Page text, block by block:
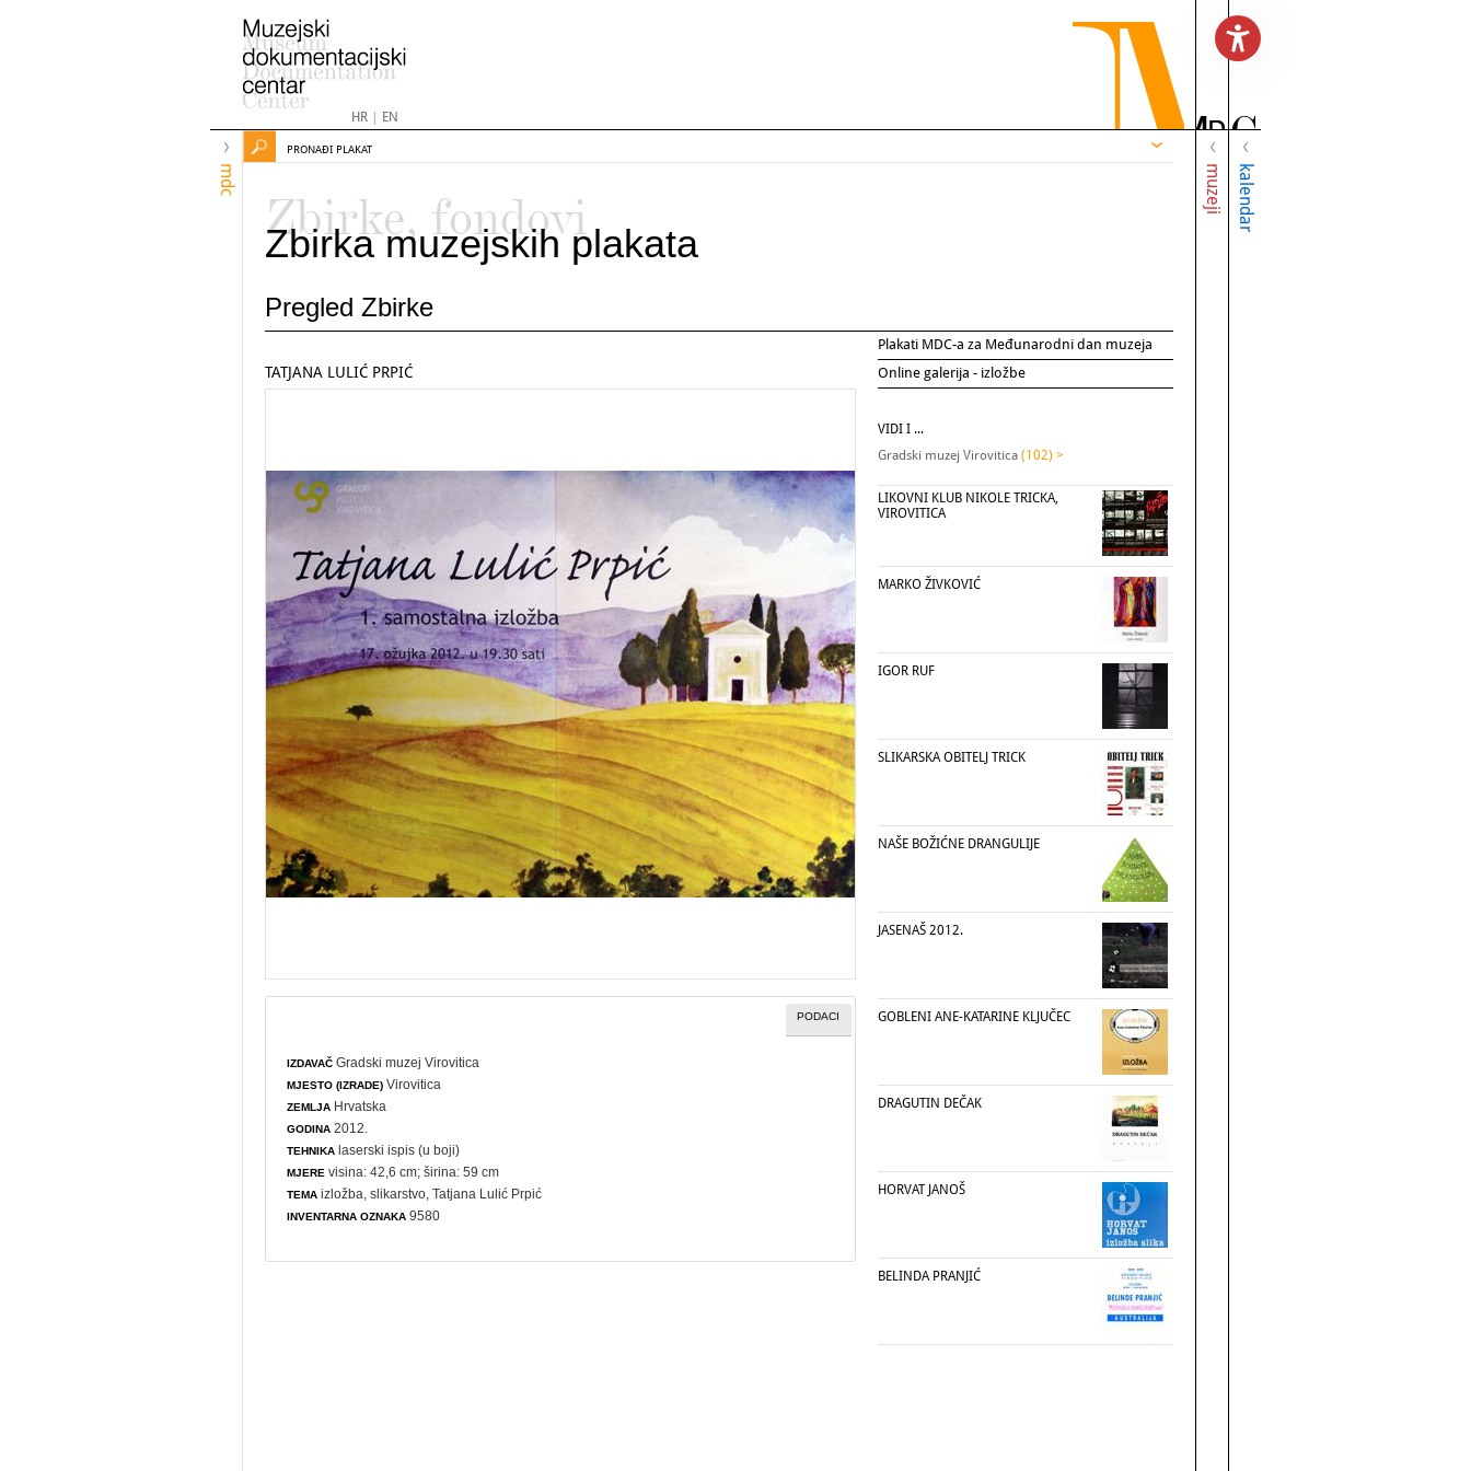
HR| EN
mdc muzeji kalendar
PRONAĐI PLAKAT
Zbirke, fondovi
Zbirka muzejskih plakata
Pregled Zbirke
Plakati MDC-a za Međunarodni dan muzeja
Online galerija - izložbe
TATJANA LULIĆ PRPIĆ
PODACI
IZDAVAČ Gradski muzej Virovitica
MJESTO (IZRADE) Virovitica
ZEMLJA Hrvatska
GODINA 2012.
TEHNIKA laserski ispis (u boji)
MJERE visina: 42,6 cm; širina: 59 cm
TEMA izložba ,slikarstvo , Tatjana Lulić Prpić
INVENTARNA OZNAKA 9580
VIDI I ...
Gradski muzej Virovitica (102) >
LIKOVNI KLUB NIKOLE TRICKA,
VIROVITICA
MARKO ŽIVKOVIĆ
IGOR RUF
SLIKARSKA OBITELJ TRICK
NAŠE BOŽIĆNE DRANGULIJE
JASENAŠ 2012.
GOBLENI ANE-KATARINE KLJUČEC
DRAGUTIN DEČAK
HORVAT JANOŠ
BELINDA PRANJIĆ